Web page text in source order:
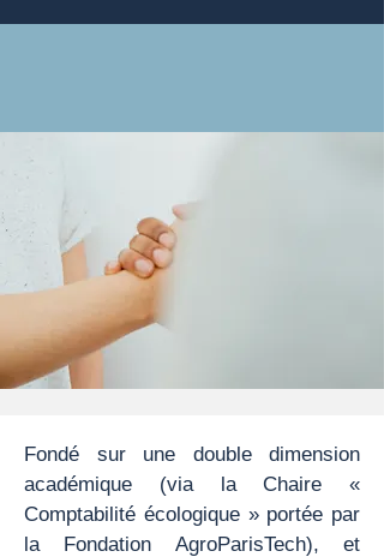
Fondé sur une double dimension
académique (via la Chaire «
Comptabilité écologique » portée par
la Fondation AgroParisTech), et